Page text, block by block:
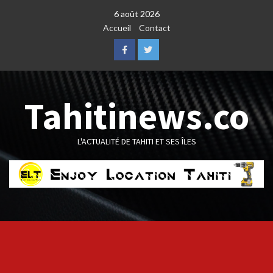
6 août 2026
Accueil
Contact
FacebookTwitter
Tahitinews.co
L'ACTUALITÉ DE TAHITI ET SES ÎLES